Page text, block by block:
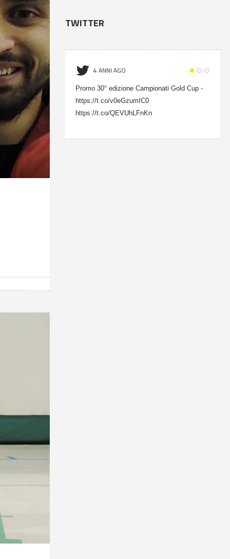
TWITTER
4 ANNI AGO
Promo 30° edizione Campionati Gold Cup -
https://t.co/v0eGzumIC0
https://t.co/QEVUhLFnKn